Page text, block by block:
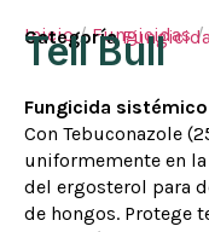
Inicio/Fungicidas/
Categoría
Tell Bull
Fungicida
Con Tebuconazole
uniformemente en
del ergosterol para
de hongos. Protege